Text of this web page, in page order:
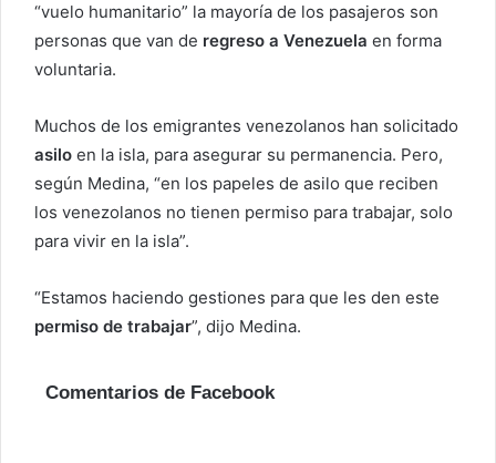
“vuelo humanitario” la mayoría de los pasajeros son
personas que van de regreso a Venezuela en forma
voluntaria.
Muchos de los emigrantes venezolanos han solicitado
asilo en la isla, para asegurar su permanencia. Pero,
según Medina, “en los papeles de asilo que reciben
los venezolanos no tienen permiso para trabajar, solo
para vivir en la isla”.
“Estamos haciendo gestiones para que les den este
permiso de trabajar”, dijo Medina.
Comentarios de Facebook